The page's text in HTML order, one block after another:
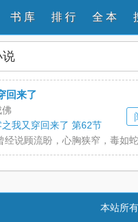
书 库 排 行 全 本
说
回来了
之我又穿回来了 第62节
经说顾流盼，心胸狭窄，毒如
本站所